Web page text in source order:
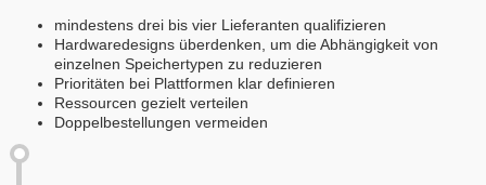
mindestens drei bis vier Lieferanten qualifizieren
Hardwaredesigns überdenken, um die Abhängigkeit von
einzelnen Speichertypen zu reduzieren
Prioritäten bei Plattformen klar definieren
Ressourcen gezielt verteilen
Doppelbestellungen vermeiden